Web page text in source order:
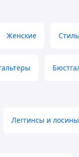
Женские
Леггинсы и лосины